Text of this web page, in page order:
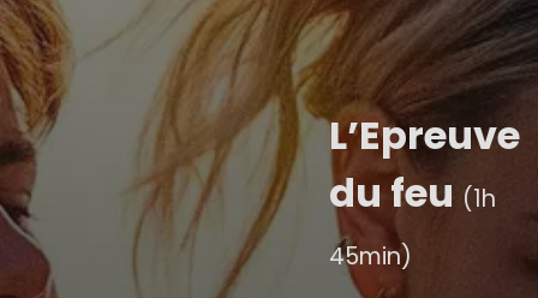
L’Epreuve
du feu (1h
45min)